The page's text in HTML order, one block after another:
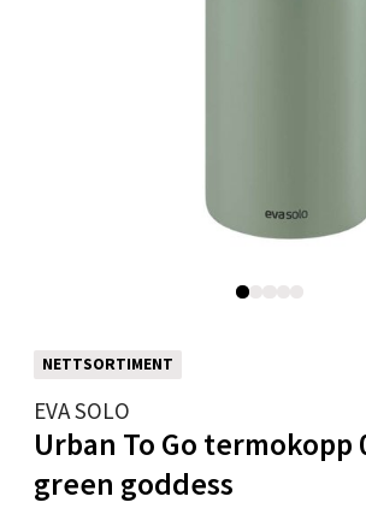
NETTSORTIMENT
EVA SOLO
Urban To Go termokopp
green goddess
Mandal - Alti Mandal
Åpent i dag 10-20
0 i butikk